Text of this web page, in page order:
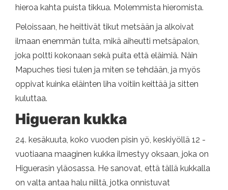
hieroa kahta puista tikkua. Molemmista hieromista.
Peloissaan, he heittivät tikut metsään ja alkoivat
ilmaan enemmän tulta, mikä aiheutti metsäpalon,
joka poltti kokonaan sekä puita että eläimiä. Näin
Mapuches tiesi tulen ja miten se tehdään, ja myös
oppivat kuinka eläinten liha voitiin keittää ja sitten
kuluttaa.
Higueran kukka
24. kesäkuuta, koko vuoden pisin yö, keskiyöllä 12 -
vuotiaana maaginen kukka ilmestyy oksaan, joka on
Higuerasin yläosassa. He sanovat, että tällä kukkalla
on valta antaa halu niiltä, ​​jotka onnistuvat